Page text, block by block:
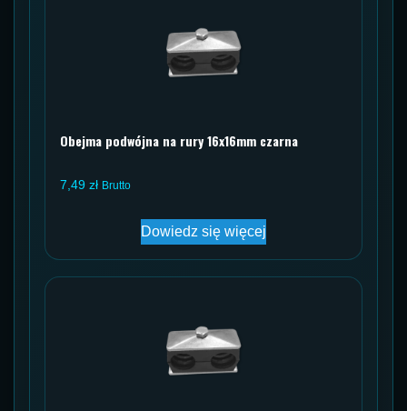
Obejma podwójna na rury 16x16mm czarna
7,49 zł Brutto
Dowiedz się więcej